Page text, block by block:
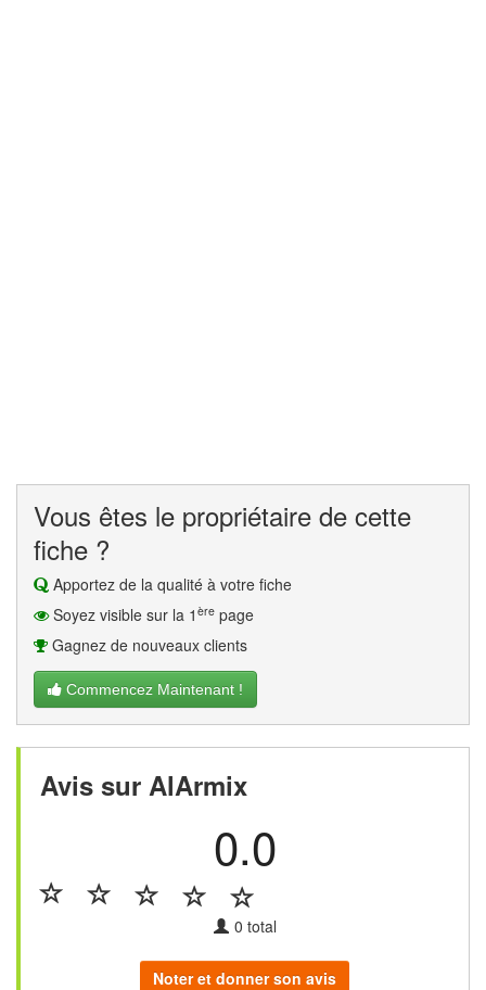
Vous êtes le propriétaire de cette
fiche ?
Apportez de la qualité à votre fiche
Soyez visible sur la 1 ère page
Gagnez de nouveaux clients
Commencez Maintenant !
Avis sur AlArmix
0.0
0 total
Noter et donner son avis